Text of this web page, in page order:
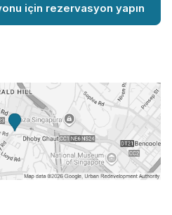
için rezervasyon yapın